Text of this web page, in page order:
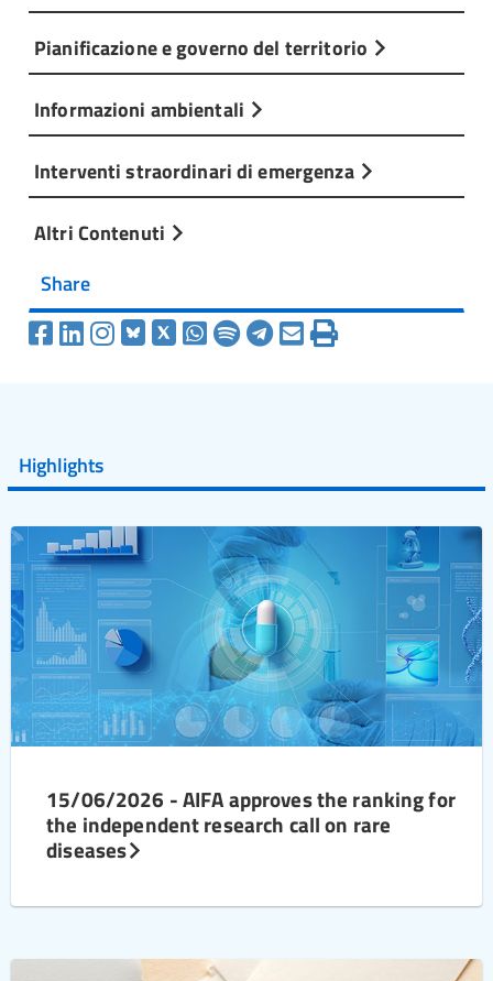
Pianificazione e governo del territorio
Informazioni ambientali
Interventi straordinari di emergenza
Altri Contenuti
Share
Highlights
15/06/2026 - AIFA approves the ranking for
the independent research call on rare
diseases